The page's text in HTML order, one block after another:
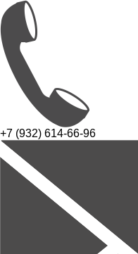
+7 (932) 614-66-96